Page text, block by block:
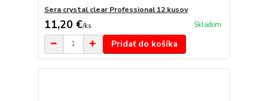
Sera crystal clear Professional 12 kusov
11,20 €/ks Skladom
Pridať do košíka